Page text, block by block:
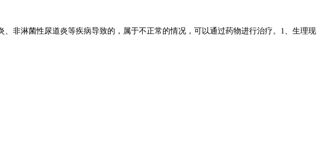
非淋菌性尿道炎等疾病导致的，属于不正常的情况，可以通过药物进行治疗。1、生理现